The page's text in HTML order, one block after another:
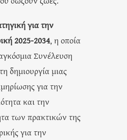
για την
2025-2034, η οποία
Συνέλευση
δημιουργία μιας
για την
και την
των πρακτικών της
για την